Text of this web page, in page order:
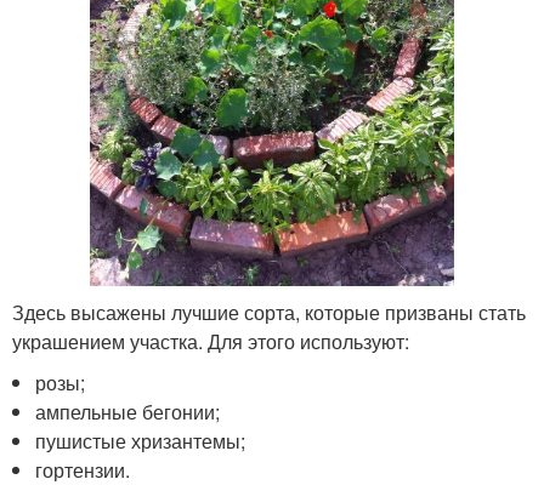
Здесь высажены лучшие сорта, которые призваны стать
украшением участка. Для этого используют:
розы;
ампельные бегонии;
пушистые хризантемы;
гортензии.